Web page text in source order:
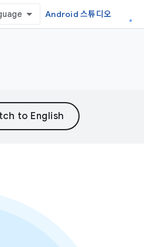
Android 스튜디오